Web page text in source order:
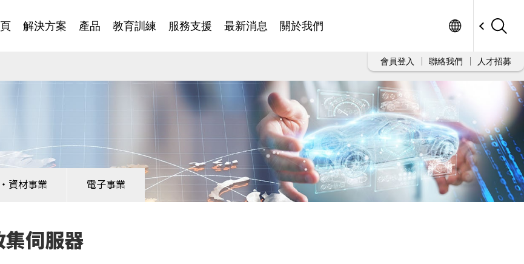
解決方案 產品 教育訓練 服務支援 最新消息 關於我們
會員登入 聯絡我們 人才招募
資材事業 電子事業
集伺服器